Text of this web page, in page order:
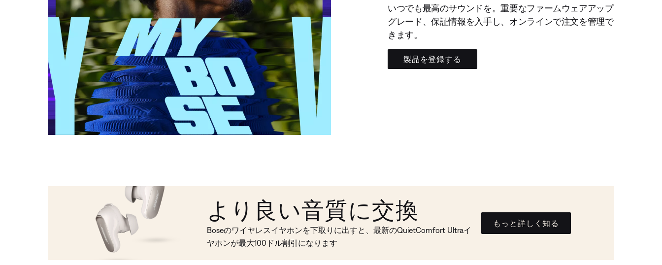
いつでも最高のサウンドを。重要なファームウェアアップ
グレード、保証情報を入手し、オンラインで注文を管理で
きます。
製品を登録する
より良い音質に交換
Boseのワイヤレスイヤホンを下取りに出すと、最新のQuietComfort Ultraイ
ヤホンが最大100ドル割引になります
もっと詳しく知る